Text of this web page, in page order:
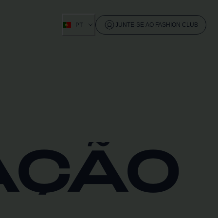
PT JUNTE-SE AO FASHION CLUB